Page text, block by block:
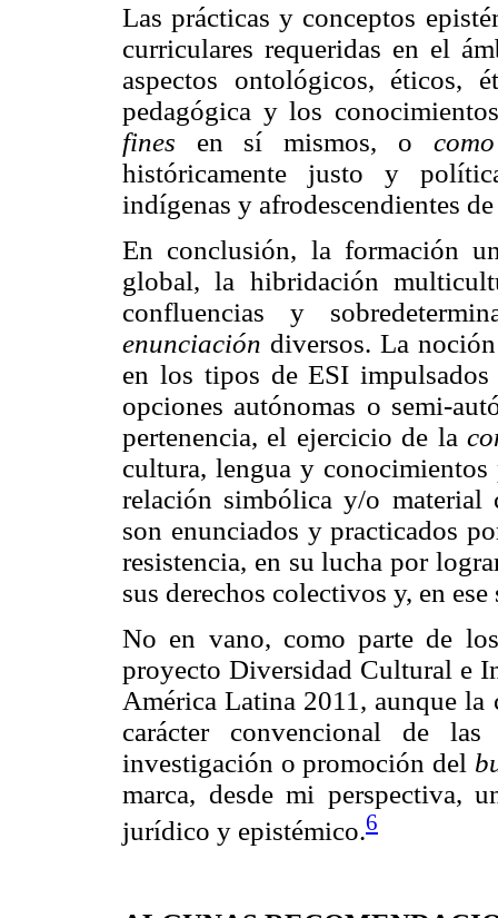
Las prácticas y conceptos
curriculares requeridas en el
aspectos ontológicos, éticos,
pedagógica y los
fines en sí mismos, o
históricamente justo y
indígenas y afrodescendientes
En conclusión, la formación
global, la hibridación
confluencias y
enunciación diversos. La
en los tipos de ESI
opciones autónomas o semi-
pertenencia, el ejercicio de la
cultura, lengua y
relación simbólica y/o material
son enunciados y practicados
resistencia, en su lucha por
sus derechos colectivos y, en
No en vano, como parte de
proyecto Diversidad Cultural e
América Latina 2011, aunque
carácter convencional de
investigación o promoción del
marca, desde mi perspectiva,
jurídico y epistémico.6